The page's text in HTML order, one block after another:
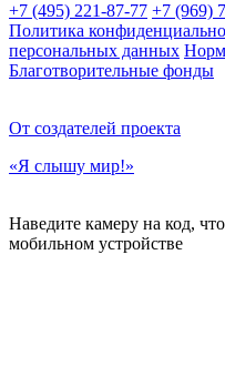
+7 (495) 221-87-77 +7 (969)
Политика
персональных данных
Благотворительные фонды
От создателей проекта
«Я слышу мир!»
Наведите камеру на код,
мобильном устройстве